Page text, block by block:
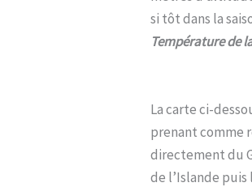
si tôt dans la
Température de
La carte ci-
prenant comme
directement du
de l’Islande